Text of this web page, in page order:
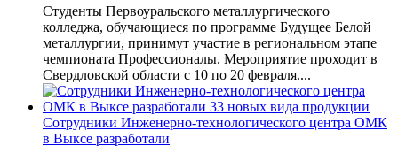
Студенты Первоуральского металлургического
колледжа, обучающиеся по программе Будущее Белой
металлургии, принимут участие в региональном этапе
чемпионата Профессионалы. Мероприятие проходит в
Свердловской области с 10 по 20 февраля....
Сотрудники Инженерно-технологического центра ОМК
в Выксе разработали